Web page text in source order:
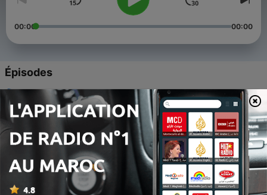
00:00 00:00
Épisodes
5 - El hambre de Anabela- cap4
14 déc. 2022
- El hambre de Anabela - cap3
El hambre de Anabela - cap2
02 mars 2022